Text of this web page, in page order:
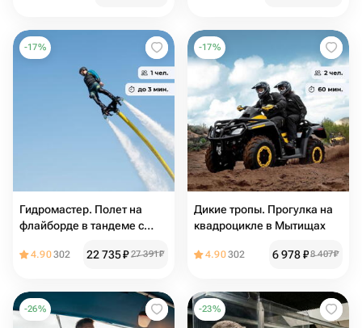
-17%
Гидромастер. Полет на
флайборде в тандеме с
видео в Красногорске
4.90302 22 735₽ 27 391₽
-17%
Дикие тропы. Прогулка на
квадроцикле в Мытищах
4.90302 6 978₽8 407₽
-26% -23%